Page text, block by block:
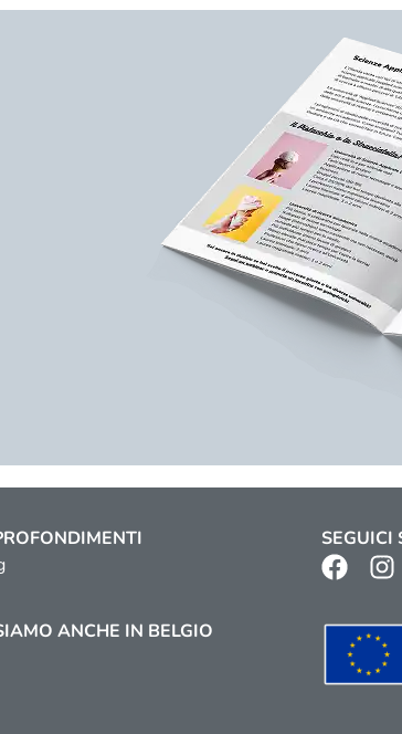
ANCHE IN BELGIO
SEGUICI